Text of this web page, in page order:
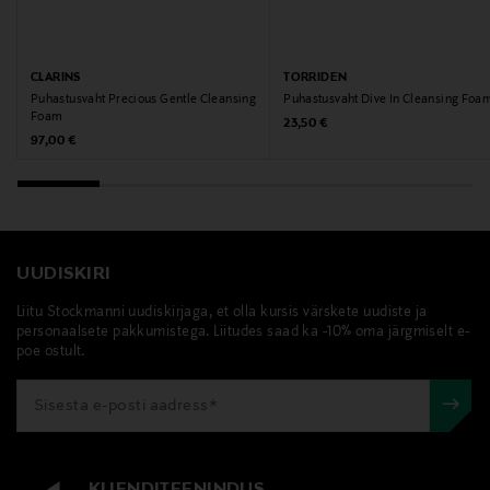
Tootja
Estee Lauder Finland Oy
csfinland@fi.estee.com
Märksõnad
CLARINS
Puhastusvaht Precious Gentle Cleansing
Foam
Original Price
97,00 €
TORRIDEN
Puhastusvaht Dive In Cleansing
Original Price
23,50 €
UUDISKIRI
Liitu Stockmanni uudiskirjaga, et olla kursis värskete uudiste ja
personaalsete pakkumistega. Liitudes saad ka -10% oma järgmiselt e-
poe ostult.